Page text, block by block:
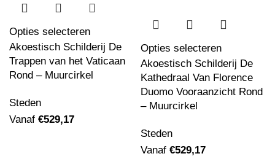
Opties selecteren
Akoestisch Schilderij De
Trappen van het Vaticaan
Rond – Muurcirkel
Steden
Vanaf €529,17
Opties selecteren
Akoestisch Schilderij De
Kathedraal Van Florence
Duomo Vooraanzicht Rond
– Muurcirkel
Steden
Vanaf €529,17